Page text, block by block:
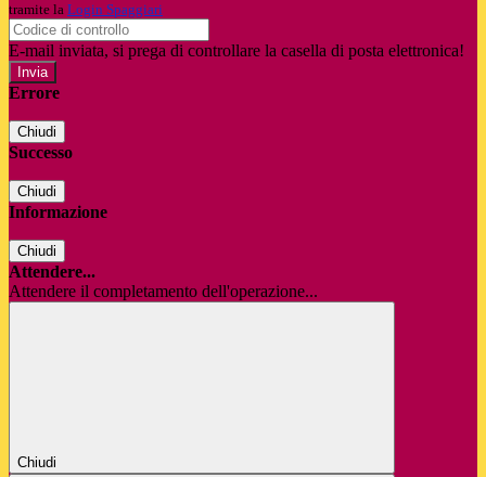
tramite la Login Spaggiari
E-mail inviata, si prega di controllare la casella di posta elettronica!
Errore
Chiudi
Successo
Chiudi
Informazione
Chiudi
Attendere...
Attendere il completamento dell'operazione...
Chiudi